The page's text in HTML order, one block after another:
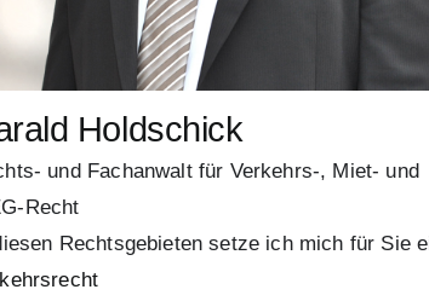
Holdschick
und Fachanwalt für Verkehrs-, Miet- und
Recht
Rechtsgebieten setze ich mich für Sie